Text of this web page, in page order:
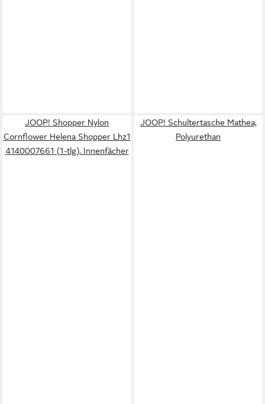
JOOP! Shopper Nylon
Cornflower Helena Shopper Lhz1
4140007661 (1-tlg), Innenfächer
JOOP! Schultertasche Mathea,
Polyurethan